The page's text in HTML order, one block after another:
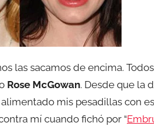
las sacamos de encima.
Rose McGowan. Desde que la
mis pesadillas con
mí cuando fichó por “